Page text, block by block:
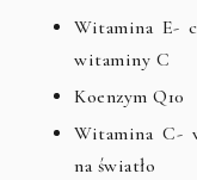
Witamina E-
witaminy C
Koenzym Q10
Witamina C-
na światło